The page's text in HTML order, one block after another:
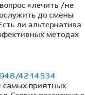
«лечить /не
до смены
ли альтернатива
методах
4214534
самых приятных